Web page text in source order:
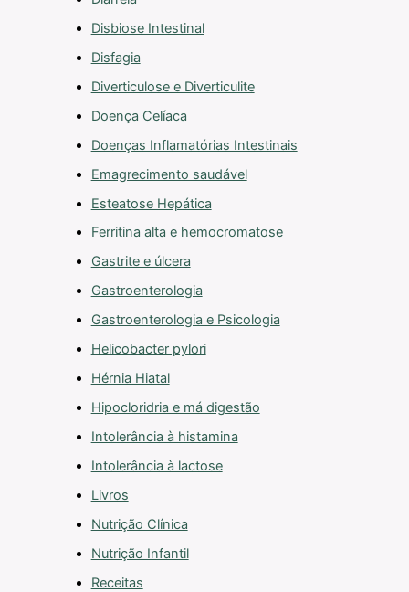
Disbiose Intestinal
Disfagia
Diverticulose e Diverticulite
Doença Celíaca
Doenças Inflamatórias Intestinais
Emagrecimento saudável
Esteatose Hepática
Ferritina alta e hemocromatose
Gastrite e úlcera
Gastroenterologia
Gastroenterologia e Psicologia
Helicobacter pylori
Hérnia Hiatal
Hipocloridria e má digestão
Intolerância à histamina
Intolerância à lactose
Livros
Nutrição Clínica
Nutrição Infantil
Receitas